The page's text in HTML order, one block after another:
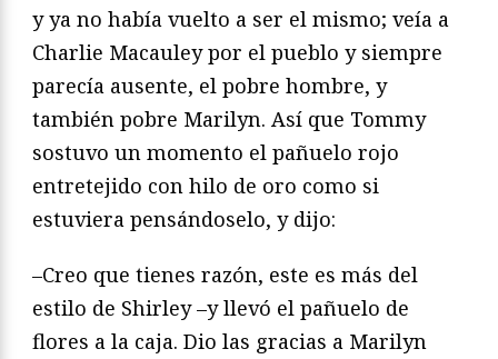
y ya no había vuelto a ser el mismo; veía a
Charlie Macauley por el pueblo y siempre
parecía ausente, el pobre hombre, y
también pobre Marilyn. Así que Tommy
sostuvo un momento el pañuelo rojo
entretejido con hilo de oro como si
estuviera pensándoselo, y dijo:
–Creo que tienes razón, este es más del
estilo de Shirley –y llevó el pañuelo de
flores a la caja. Dio las gracias a Marilyn